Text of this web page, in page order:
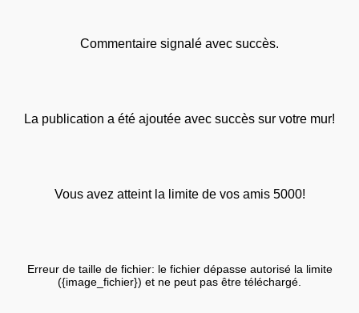
Commentaire signalé avec succès.
La publication a été ajoutée avec succès sur votre mur!
Vous avez atteint la limite de vos amis 5000!
Erreur de taille de fichier: le fichier dépasse autorisé la limite
({image_fichier}) et ne peut pas être téléchargé.